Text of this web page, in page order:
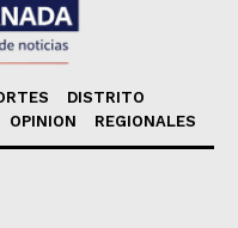
DISTRITO
OPINION REGIONALES